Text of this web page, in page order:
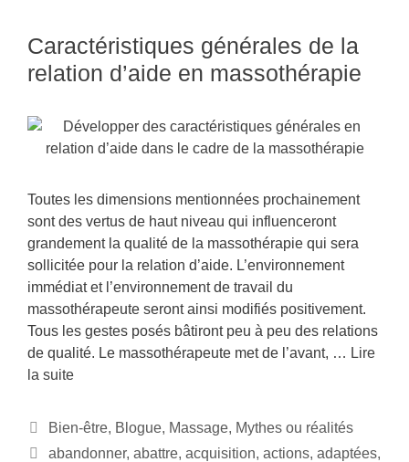
Caractéristiques générales de la
relation d’aide en massothérapie
Toutes les dimensions mentionnées prochainement
sont des vertus de haut niveau qui influenceront
grandement la qualité de la massothérapie qui sera
sollicitée pour la relation d’aide. L’environnement
immédiat et l’environnement de travail du
massothérapeute seront ainsi modifiés positivement.
Tous les gestes posés bâtiront peu à peu des relations
de qualité. Le massothérapeute met de l’avant, … Lire
la suite
Bien-être, Blogue, Massage, Mythes ou réalités
abandonner, abattre, acquisition, actions, adaptées,